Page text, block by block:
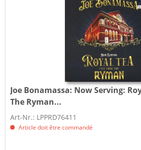
Joe Bonamassa: Now Serving:
The Ryman...
Art-Nr.: LPPRD76411
Article doit être commandé